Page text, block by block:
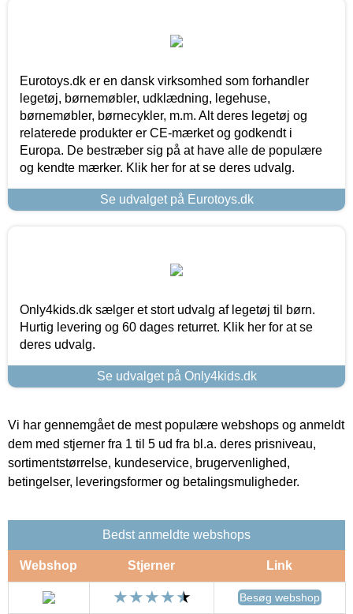
Eurotoys.dk er en dansk virksomhed som forhandler
legetøj, børnemøbler, udklædning, legehuse,
børnemøbler, børnecykler, m.m. Alt deres legetøj og
relaterede produkter er CE-mærket og godkendt i
Europa. De bestræber sig på at have alle de populære
og kendte mærker. Klik her for at se deres udvalg.
Se udvalget på Eurotoys.dk
Only4kids.dk sælger et stort udvalg af legetøj til børn.
Hurtig levering og 60 dages returret. Klik her for at se
deres udvalg.
Se udvalget på Only4kids.dk
Vi har gennemgået de mest populære webshops og anmeldt
dem med stjerner fra 1 til 5 ud fra bl.a. deres prisniveau,
sortimentstørrelse, kundeservice, brugervenlighed,
betingelser, leveringsformer og betalingsmuligheder.
Bedst anmeldte webshops
Webshop Stjerner Link
Besøg webshop